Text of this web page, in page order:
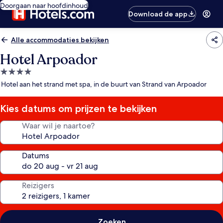
Doorgaan naar hoofdinhoud
Download de app
Alle accommodaties bekijken
Hotel Arpoador
4.0-
sterrenaccommodatie
Hotel aan het strand met spa, in de buurt van Strand van Arpoador
Kies datums om prijzen te bekijken
Waar wil je naartoe?
Datums
Reizigers